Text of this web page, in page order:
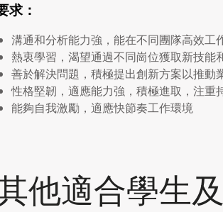
求：
溝通和分析能力強，能在不同團隊高效工
熱衷學習，渴望通過不同崗位獲取新技能
善於解決問題，積極提出創新方案以推動
性格堅韌，適應能力強，積極進取，注重
能夠自我激勵，適應快節奏工作環境
他適合學生